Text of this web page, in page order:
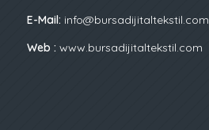
E-Mail: info@bursadijitaltekstil.com
Web : www.bursadijitaltekstil.com